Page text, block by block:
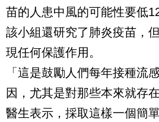
苗的人患中風的可能性要低
該小組還研究了肺炎疫苗，
現任何保護作用。
「這是鼓勵人們每年接種流
因，尤其是對那些本來就存
醫生表示，採取這樣一個簡